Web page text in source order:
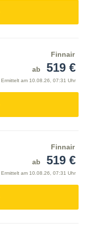
Finnair
ab
519 €
Ermittelt am 10.08.26, 07:31 Uhr
Finnair
ab
519 €
Ermittelt am 10.08.26, 07:31 Uhr